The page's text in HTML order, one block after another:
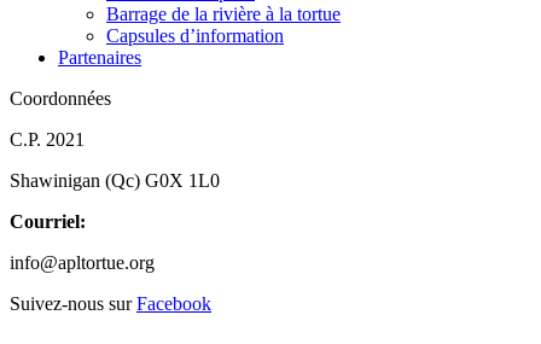
Barrage de la rivière à la tortue
Capsules d’information
Partenaires
Coordonnées
C.P. 2021
Shawinigan (Qc) G0X 1L0
Courriel:
info@apltortue.org
Suivez-nous surFacebook